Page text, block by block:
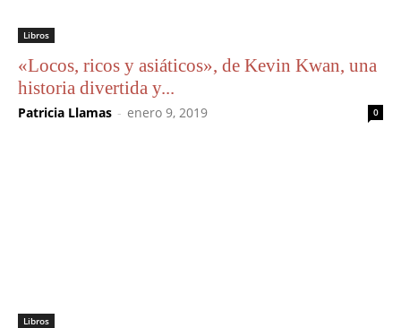
Libros
«Locos, ricos y asiáticos», de Kevin Kwan, una
historia divertida y...
Patricia Llamas - enero 9, 2019 0
Libros